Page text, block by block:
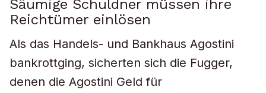
Säumige Schuldner müssen ihre
Reichtümer einlösen
Als das Handels- und Bankhaus Agostini
bankrottging, sicherten sich die Fugger,
denen die Agostini Geld für